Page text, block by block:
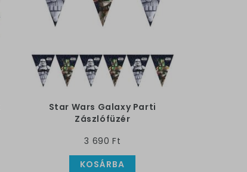
Star Wars Galaxy Parti
Zászlófüzér
3 690 Ft
KOSÁRBA